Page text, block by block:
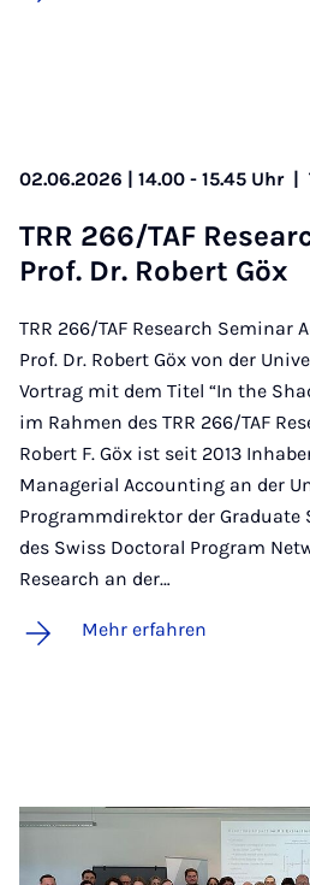
02.06.2026 | 14.00 - 15.45 Uhr |
TRR 266/TAF
Prof. Dr. Ro­bert Göx
TRR 266/TAF Research Seminar
Prof. Dr. Robert Göx von der
Vortrag mit dem Titel “In the
im Rahmen des TRR 266/TAF
Robert F. Göx ist seit 2013
Managerial Accounting an der
Programmdirektor der Graduate
des Swiss Doctoral Program
Research an der…
Mehr erfahren